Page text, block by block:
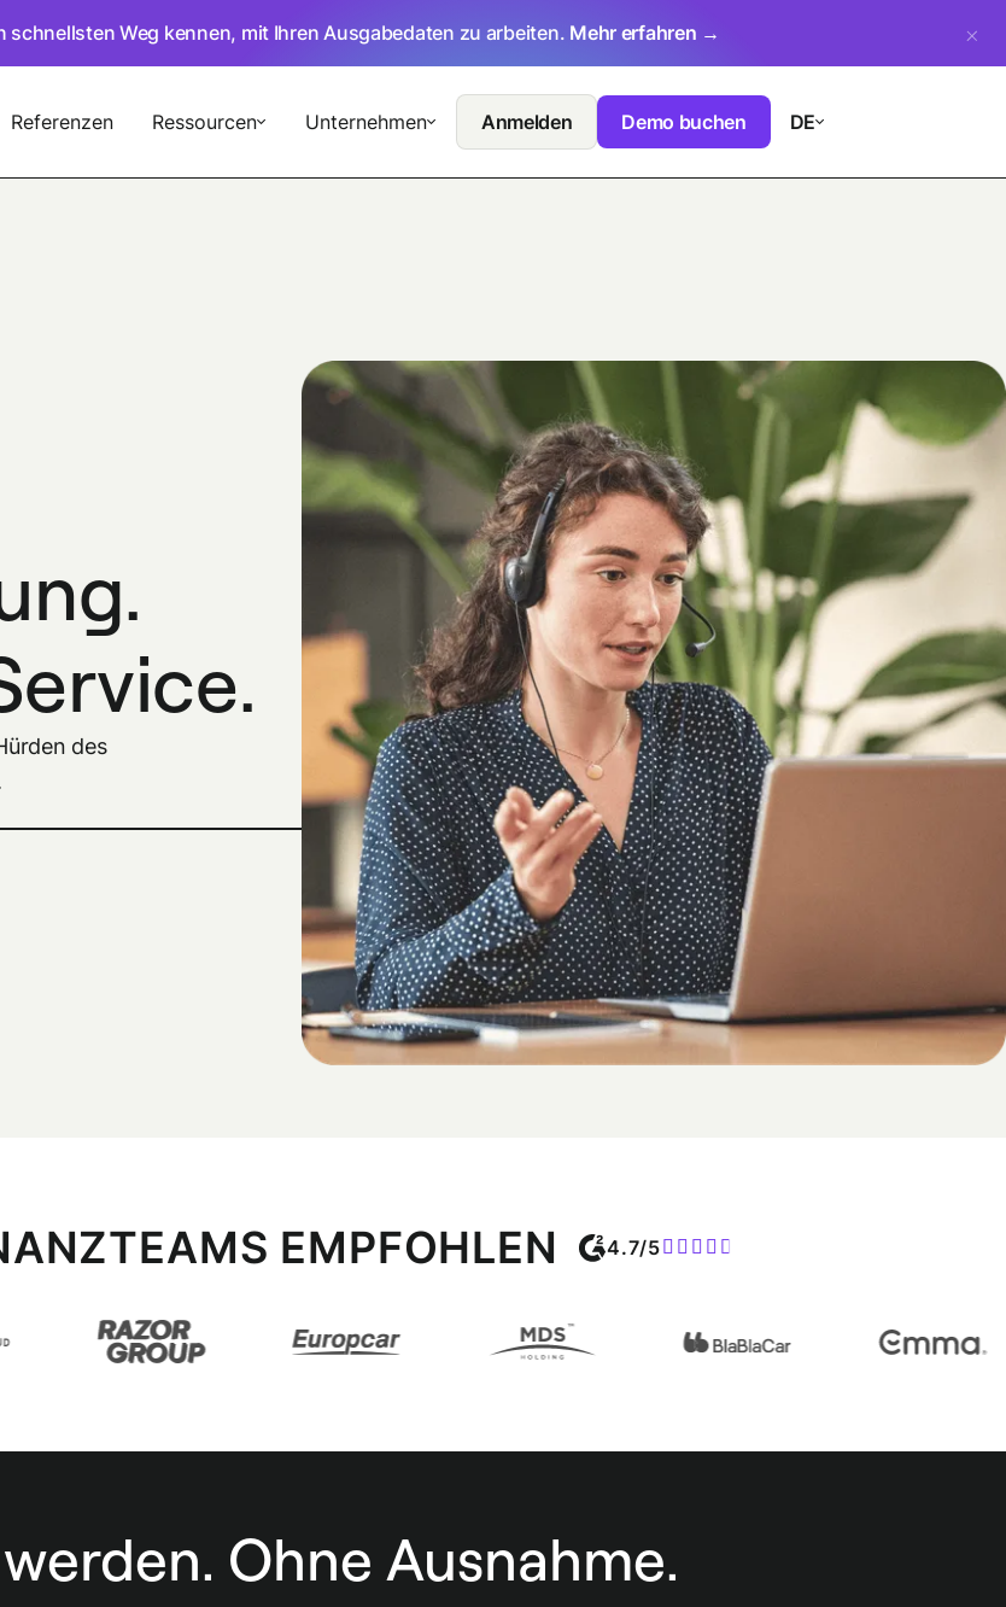
schnellsten Weg kennen, mit Ihren Ausgabedaten zu arbeiten. Mehr erfahren →
Referenzen Ressourcen Unternehmen Anmelden Demo buchen DE
des
EMPFOHLEN 4.7/5
Ohne Ausnahme.